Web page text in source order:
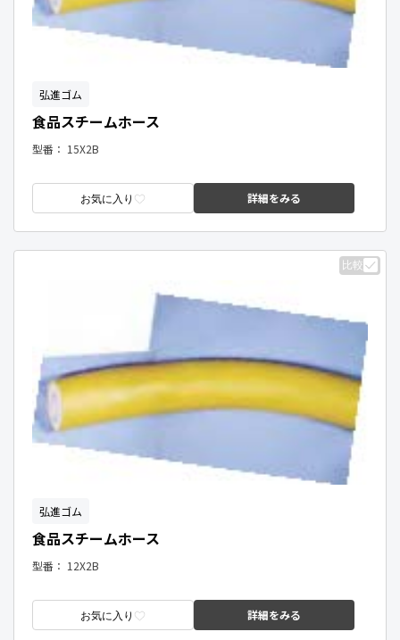
弘進ゴム
食品スチームホース
型番： 15X2B
お気に入り 詳細をみる
比較
弘進ゴム
食品スチームホース
型番： 12X2B
お気に入り 詳細をみる